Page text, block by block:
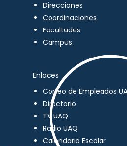
Direcciones
Coordinaciones
Facultades
Campus
Enlaces
Correo de Empleados
Directorio
TV UAQ
Radio UAQ
Calendario Escolar